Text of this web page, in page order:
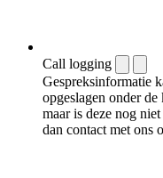
Call logging
Gespreksinformatie
opgeslagen onder
maar is deze nog
dan contact met ons